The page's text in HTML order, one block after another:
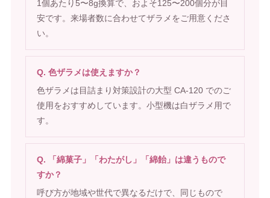
1個あたり5〜8g換算で、およそ125〜200個分が目
安です。来場者数に合わせてザラメをご用意くださ
い。
Q. 色ザラメは使えますか？
色ザラメは目詰まり対策設計の大型 CA-120 でのご
使用をおすすめしています。小型機は白ザラメ用で
す。
Q. 「綿菓子」「わたがし」「綿飴」は違うもので
すか？
呼び方が地域や世代で異なるだけで、同じもので